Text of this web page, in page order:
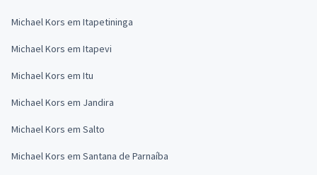
Michael Kors em Itapetininga
Michael Kors em Itapevi
Michael Kors em Itu
Michael Kors em Jandira
Michael Kors em Salto
Michael Kors em Santana de Parnaíba